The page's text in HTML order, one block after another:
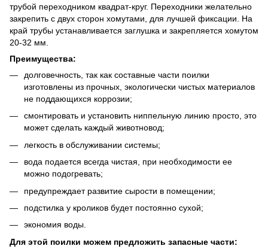
трубой переходником квадрат-круг. Переходники желательно
закрепить с двух сторон хомутами, для лучшей фиксации. На
край трубы устанавливается заглушка и закрепляется хомутом
20-32 мм.
Преимущества:
долговечность, так как составные части поилки
изготовлены из прочных, экологически чистых материалов
не поддающихся коррозии;
смонтировать и установить ниппельную линию просто, это
может сделать каждый животновод;
легкость в обслуживании системы;
вода подается всегда чистая, при необходимости ее
можно подогревать;
предупреждает развитие сырости в помещении;
подстилка у кроликов будет постоянно сухой;
экономия воды.
Для этой поилки можем предложить запасные части: